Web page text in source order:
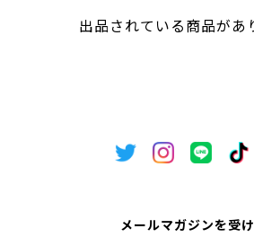
出品されている商品があ
メールマガジンを受